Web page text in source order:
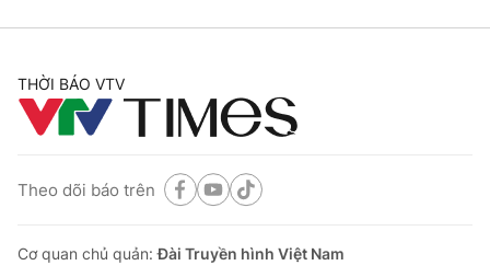
THỜI BÁO VTV
Theo dõi báo trên
Cơ quan chủ quản:Đài Truyền hình Việt Nam